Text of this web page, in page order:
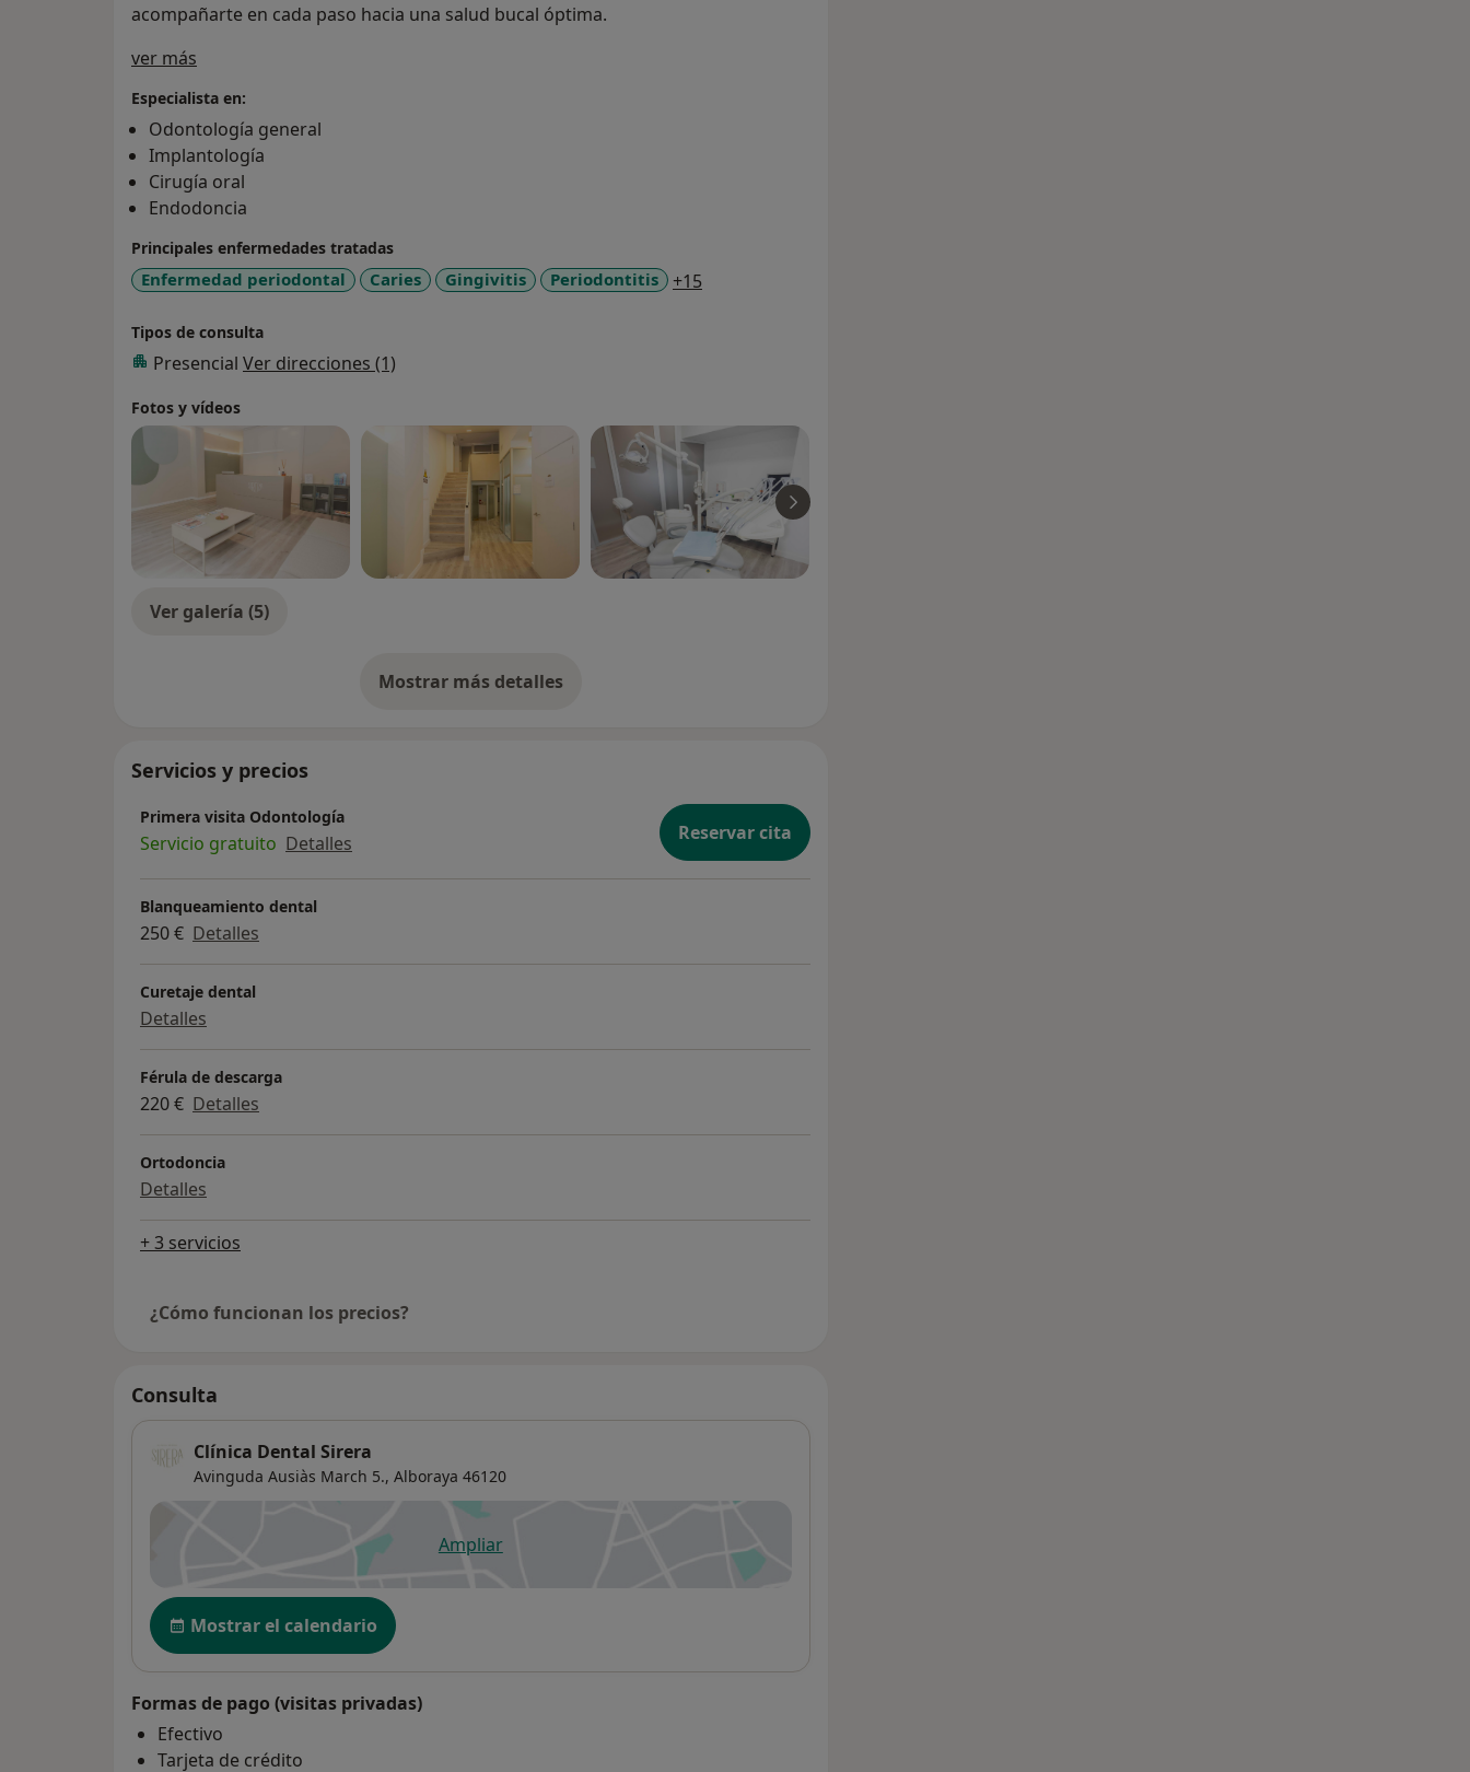
acompañarte en cada paso hacia una salud bucal óptima.
ver más
Especialista en:
Odontología general
Implantología
Cirugía oral
Endodoncia
Principales enfermedades tratadas
Enfermedad periodontal Caries Gingivitis Periodontitis +15
Tipos de consulta
Presencial Ver direcciones (1)
Fotos y vídeos
Ver galería (5)
Mostrar más detalles
sobre la experiencia
Servicios y precios
Primera visita Odontología
Servicio gratuito Detalles Reservar cita
Blanqueamiento dental
250 € Detalles
Curetaje dental
Detalles
Férula de descarga
220 € Detalles
Ortodoncia
Detalles
+ 3 servicios
¿Cómo funcionan los precios?
Consulta
Clínica Dental Sirera
Avinguda Ausiàs March 5., Alboraya 46120
Ampliarse abre en una nueva pestaña
Disponibilidad
Mostrar el calendario
Formas de pago (visitas privadas)
Efectivo
Tarjeta de crédito